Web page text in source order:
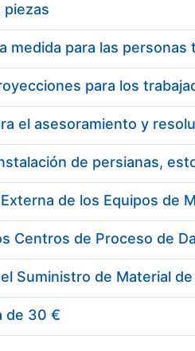
piezas
de persianas,
de 30 €